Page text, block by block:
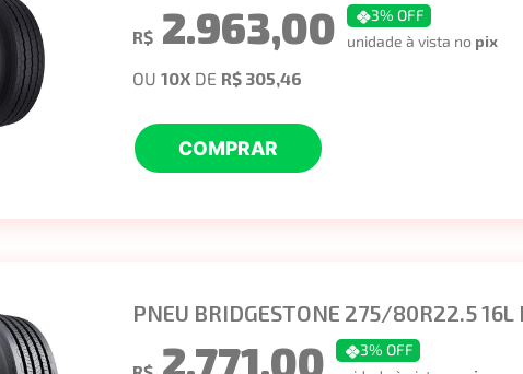
R$ 2.963,00 3% OFF
unidade à vista no pix
OU 10X DE R$ 305,46
COMPRAR
PNEU BRIDGESTONE 275/80R22.5 16L
2.771,00 3% OFF